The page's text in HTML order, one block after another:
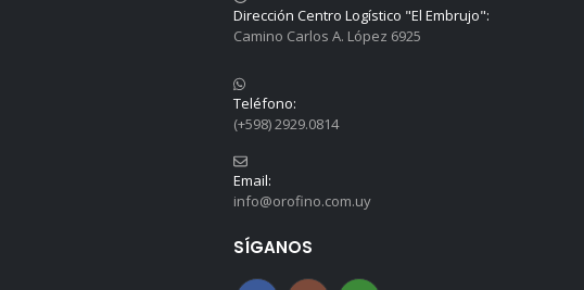
Dirección Centro Logístico "El Embrujo":
Camino Carlos A. López 6925
Teléfono:
(+598) 2929.0814
Email:
info@orofino.com.uy
SÍGANOS